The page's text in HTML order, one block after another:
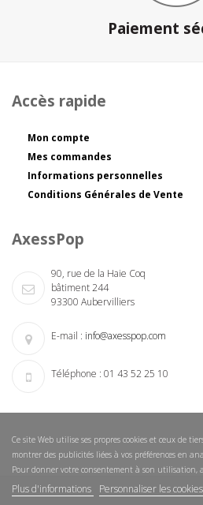
Paiement
Accès rapide
Mon compte
Mes commandes
Informations personnelles
Conditions Générales de Vente
AxessPop
90, rue de la Haie Coq
bâtiment 244
93300 Aubervilliers
E-mail : info@axesspop.com
Téléphone : 01 43 52 25 10
Ce site Web utilise ses propres cookies et ceux de
montrer des publicités liées à vos préférences en
Pour donner votre consentement à son utilisation,
Plus d'informations Personnaliser les cookies